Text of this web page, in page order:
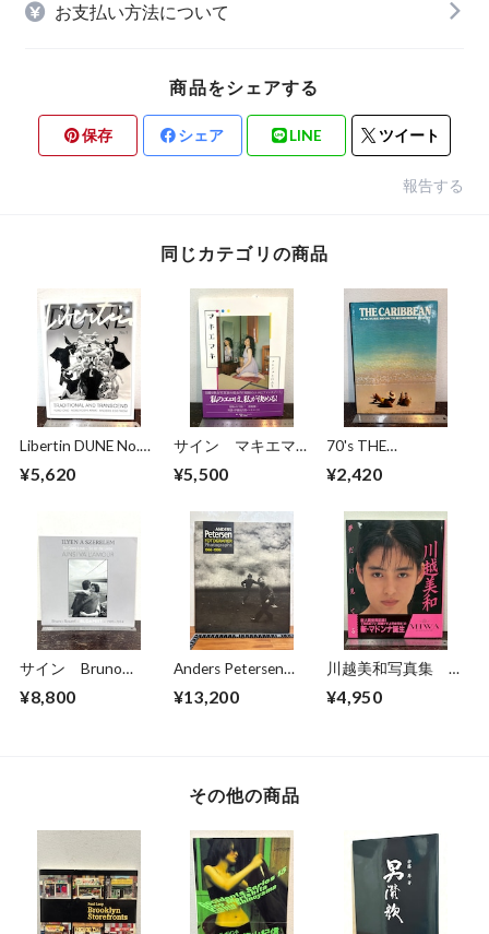
お支払い方法について
商品をシェアする
保存 シェア LINE ツイート
報告する
同じカテゴリの商品
Libertin DUNE No.5
TRANSCEND
¥5,620
サイン マキエマキ
¥5,500
70's THE
¥2,420
サイン Bruno
1989-2014
¥8,800
Anders Petersen
Photographs 1966-
¥13,200
川越美和写真集 夢
¥4,950
その他の商品